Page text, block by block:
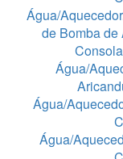
Água/
de Bomba
Água/
Água/
Água/